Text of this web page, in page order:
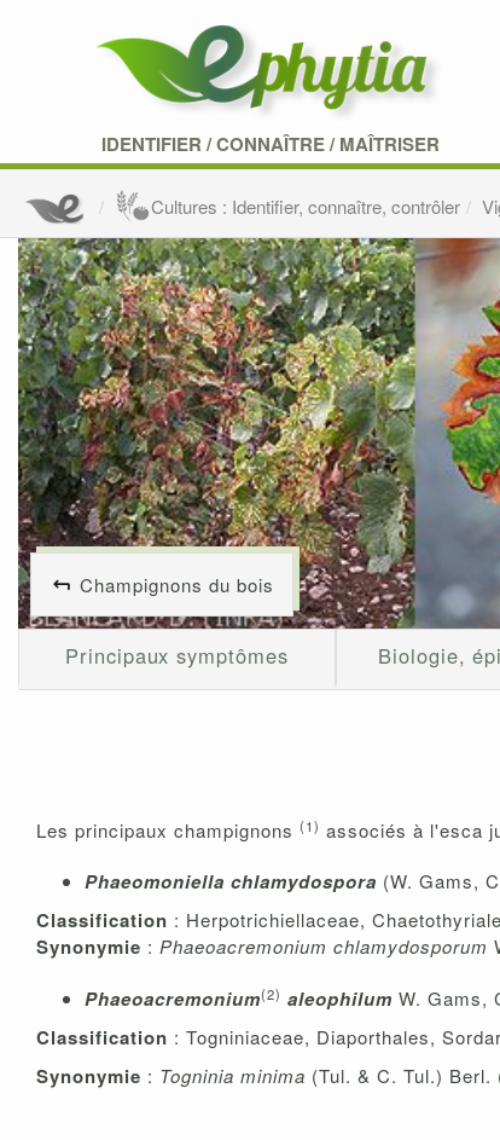
IDENTIFIER /CONNAÎTRE/MAÎTRISER
Cultures : Identifier, connaître, contrôler
Champignons du bois
Principaux symptômes Biologie,
Les principaux champignons (1) associés à l'esca
Phaeomoniella chlamydospora (W. Gams,
Classification : Herpotrichiellaceae,
Synonymie : Phaeoacremonium chlamydosporum
Phaeoacremonium(2) aleophilum W. Gams,
Classification : Togniniaceae, Diaporthales,
Synonymie : Togninia minima (Tul. & C. Tul.) Berl.